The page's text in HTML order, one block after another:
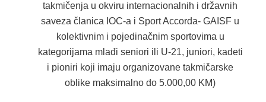
takmičenja u okviru internacionalnih i državnih
saveza članica IOC-a i Sport Accorda- GAISF u
kolektivnim i pojedinačnim sportovima u
kategorijama mlađi seniori ili U-21, juniori, kadeti
i pioniri koji imaju organizovane takmičarske
oblike maksimalno do 5.000,00 KM)